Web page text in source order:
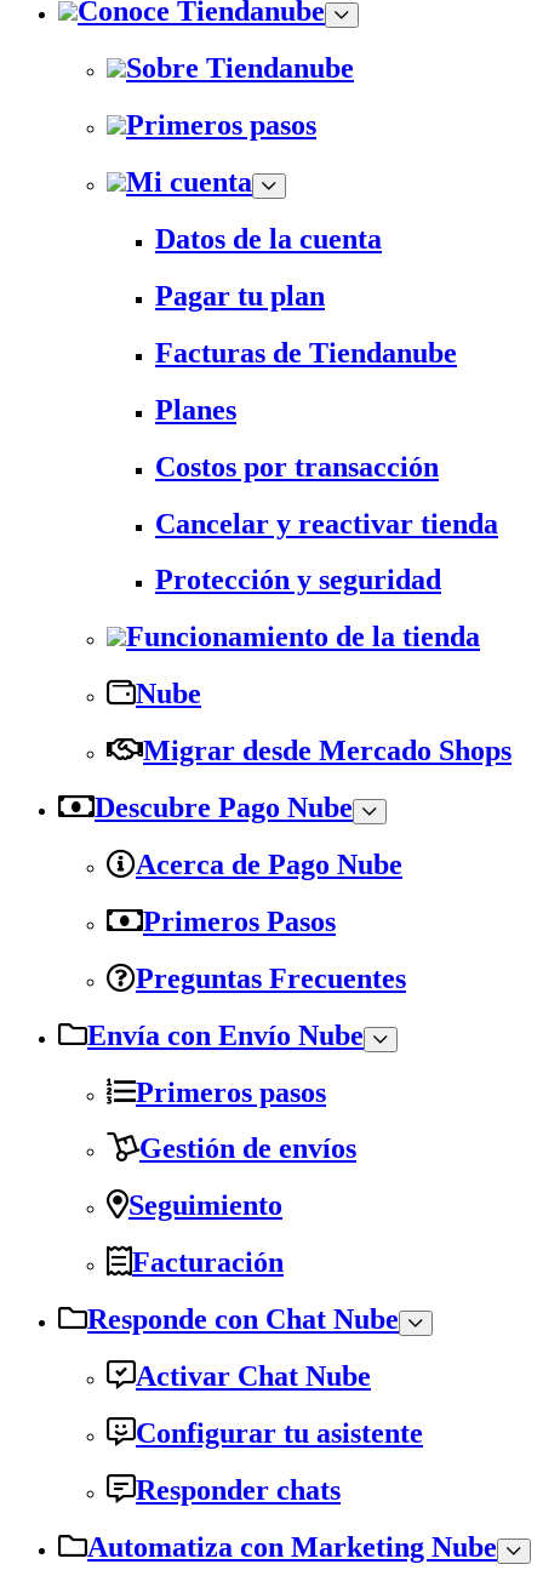
Conoce Tiendanube
Sobre Tiendanube
Primeros pasos
Mi cuenta
Datos de la cuenta
Pagar tu plan
Facturas de Tiendanube
Planes
Costos por transacción
Cancelar y reactivar tienda
Protección y seguridad
Funcionamiento de la tienda
Nube
Migrar desde Mercado Shops
Descubre Pago Nube
Acerca de Pago Nube
Primeros Pasos
Preguntas Frecuentes
Envía con Envío Nube
Primeros pasos
Gestión de envíos
Seguimiento
Facturación
Responde con Chat Nube
Activar Chat Nube
Configurar tu asistente
Responder chats
Automatiza con Marketing Nube